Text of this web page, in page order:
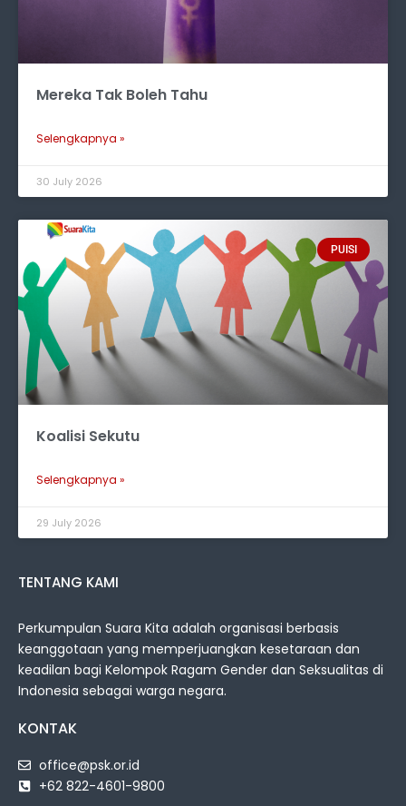
Mereka Tak Boleh Tahu
Selengkapnya »
30 July 2026
PUISI
Koalisi Sekutu
Selengkapnya »
29 July 2026
TENTANG KAMI
Perkumpulan Suara Kita adalah organisasi berbasis
keanggotaan yang memperjuangkan kesetaraan dan
keadilan bagi Kelompok Ragam Gender dan Seksualitas di
Indonesia sebagai warga negara.
KONTAK
office@psk.or.id
+62 822-4601-9800